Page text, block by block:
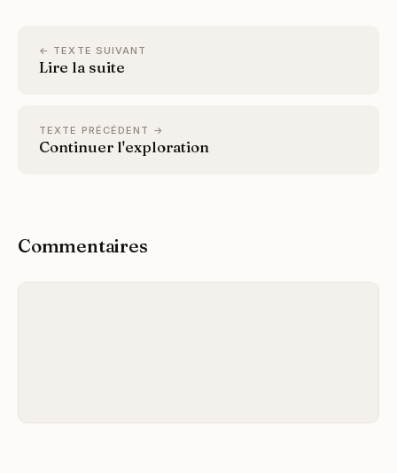
← TEXTE SUIVANT
Lire la suite
TEXTE PRÉCÉDENT →
Continuer l'exploration
Commentaires